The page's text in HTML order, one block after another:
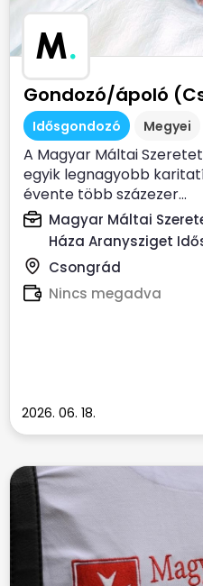
M.
Gondozó/ápoló
Idősgondozó Megyei
A Magyar Máltai
egyik legnagyobb
évente több százezer...
Magyar Máltai
Háza Aranysziget
Csongrád
Nincs megadva
2026. 06. 18.